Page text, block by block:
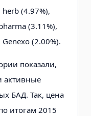
(4.97%),
(3.11%),
(2.00%).
показали,
активные
БАД. Так, цена
итогам 2015